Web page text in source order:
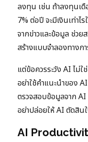
ลงทุน เช่น ถ้าลงทุนเ
7% ต่อปี จะมีเงินเท่าไ
จากข่าวและข้อมูล ช่วย
สร้างแบบจำลองทาง
แต่ข้อควรระวัง AI ไม่
อย่าใช้คำแนะนำของ
ตรวจสอบข้อมูลจาก
อย่าปล่อยให้ AI ตัดสิ
AI